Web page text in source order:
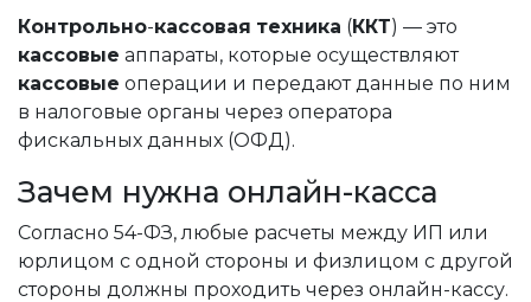
Контрольно-кассовая техника (ККТ) — это
кассовые аппараты, которые осуществляют
кассовые операции и передают данные по ним
в налоговые органы через оператора
фискальных данных (ОФД).
Зачем нужна онлайн-касса
Согласно 54-ФЗ, любые расчеты между ИП или
юрлицом с одной стороны и физлицом с другой
стороны должны проходить через онлайн-кассу.